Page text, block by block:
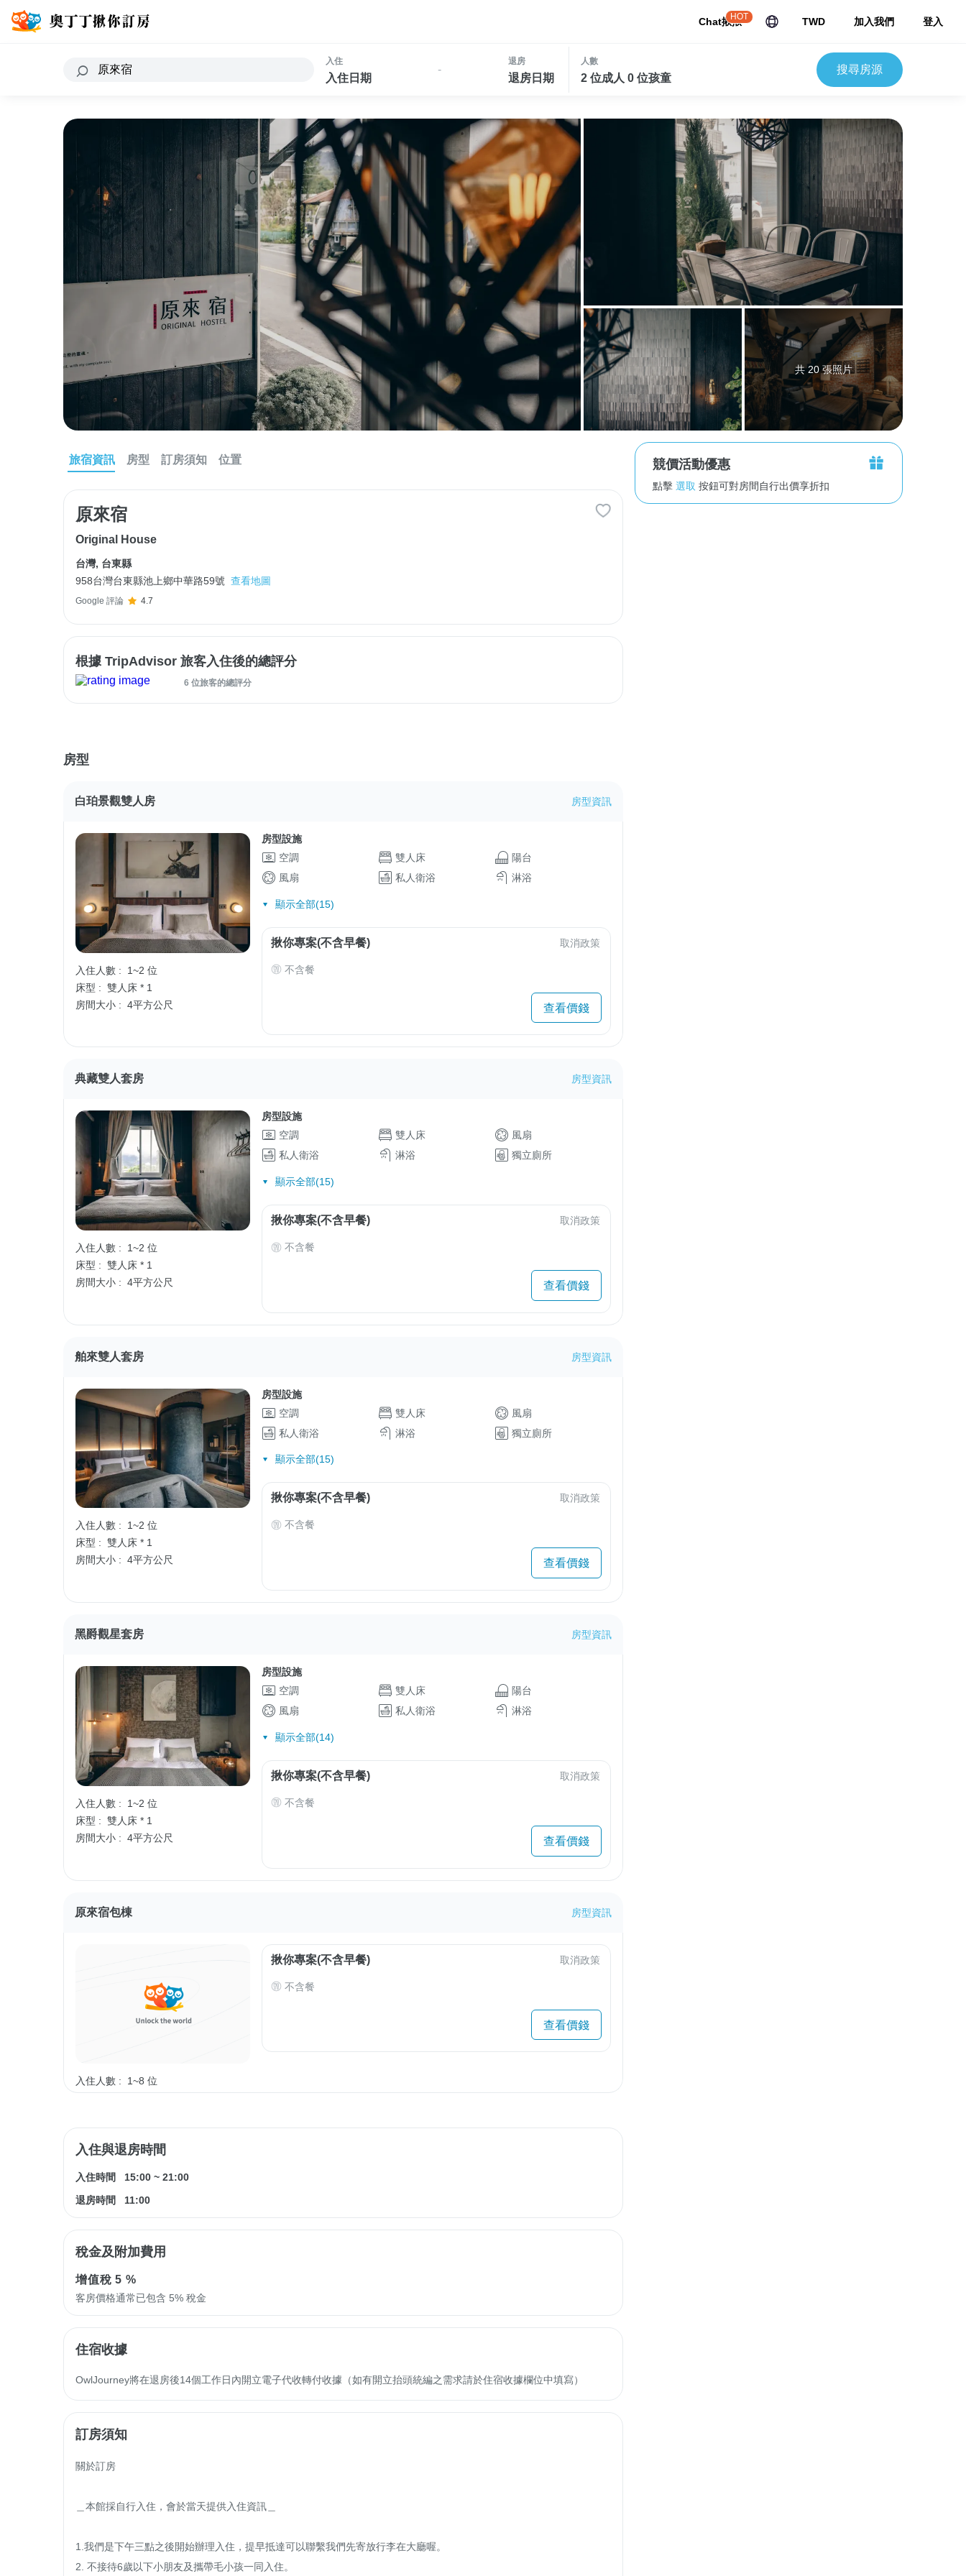
Chat揪揪
HOT TWD 加入我們 登入
入住
入住日期
-
退房
退房日期
人數
2 位成人 0 位孩童
搜尋房源
共 20 張照片
旅宿資訊 房型 訂房須知 位置
原來宿
Original House
台灣, 台東縣
958台灣台東縣池上鄉中華路59號 查看地圖
Google 評論 4.7
根據 TripAdvisor 旅客入住後的總評分
6 位旅客的總評分
房型
白珀景觀雙人房 房型資訊
入住人數 :
1~2 位
床型 : 雙人床 * 1
房間大小 : 4平方公尺
房型設施
空調
雙人床
陽台
風扇
私人衛浴 淋浴
顯示全部(15)
揪你專案(不含早餐) 取消政策
不含餐
查看價錢
典藏雙人套房 房型資訊
入住人數 :
1~2 位
床型 : 雙人床 * 1
房間大小 : 4平方公尺
房型設施
空調
雙人床
風扇
私人衛浴
淋浴 獨立廁所
顯示全部(15)
揪你專案(不含早餐) 取消政策
不含餐
查看價錢
舶來雙人套房 房型資訊
入住人數 :
1~2 位
床型 : 雙人床 * 1
房間大小 : 4平方公尺
房型設施
空調
雙人床
風扇
私人衛浴
淋浴 獨立廁所
顯示全部(15)
揪你專案(不含早餐) 取消政策
不含餐
查看價錢
黑爵觀星套房 房型資訊
入住人數 :
1~2 位
床型 : 雙人床 * 1
房間大小 : 4平方公尺
房型設施
空調
雙人床
陽台
風扇
私人衛浴 淋浴
顯示全部(14)
揪你專案(不含早餐) 取消政策
不含餐
查看價錢
原來宿包棟 房型資訊
入住人數 : 1~8 位
揪你專案(不含早餐) 取消政策
不含餐
查看價錢
入住與退房時間
入住時間 15:00 ~ 21:00
退房時間
11:00
稅金及附加費用
增值稅5 %
客房價格通常已包含 5% 稅金
住宿收據
OwlJourney將在退房後14個工作日內開立電子代收轉付收據（如有開立抬頭統編之需求請於住宿收據欄位中填寫）
訂房須知
關於訂房
＿本館採自行入住，會於當天提供入住資訊＿
1.我們是下午三點之後開始辦理入住，提早抵達可以聯繫我們先寄放行李在大廳喔。
2. 不接待6歲以下小朋友及攜帶毛小孩一同入住。
競價活動優惠
點擊 選取 按鈕可對房間自行出價享折扣